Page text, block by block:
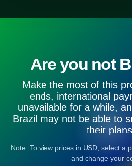
Are you not
Make the most of this
ends, international
unavailable for a while,
Brazil may not be able to
their
Note: To view prices in USD, select a
and change your